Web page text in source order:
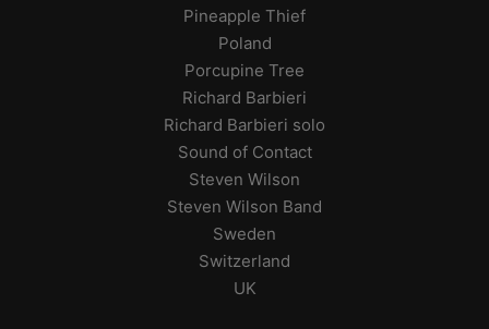
Pineapple Thief
Poland
Porcupine Tree
Richard Barbieri
Richard Barbieri solo
Sound of Contact
Steven Wilson
Steven Wilson Band
Sweden
Switzerland
UK